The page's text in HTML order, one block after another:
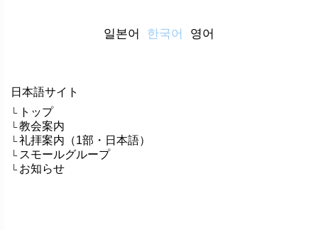
일본어 한국어 영어
日本語サイト
└ トップ
└教会案内
└礼拝案内（1部・日本語）
└ スモールグループ
└ お知らせ